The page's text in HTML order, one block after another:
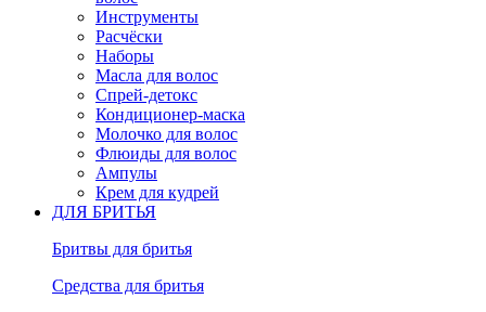
Инструменты
Расчёски
Наборы
Масла для волос
Спрей-детокс
Кондиционер-маска
Молочко для волос
Флюиды для волос
Ампулы
Крем для кудрей
ДЛЯ БРИТЬЯ
Бритвы для бритья
Средства для бритья